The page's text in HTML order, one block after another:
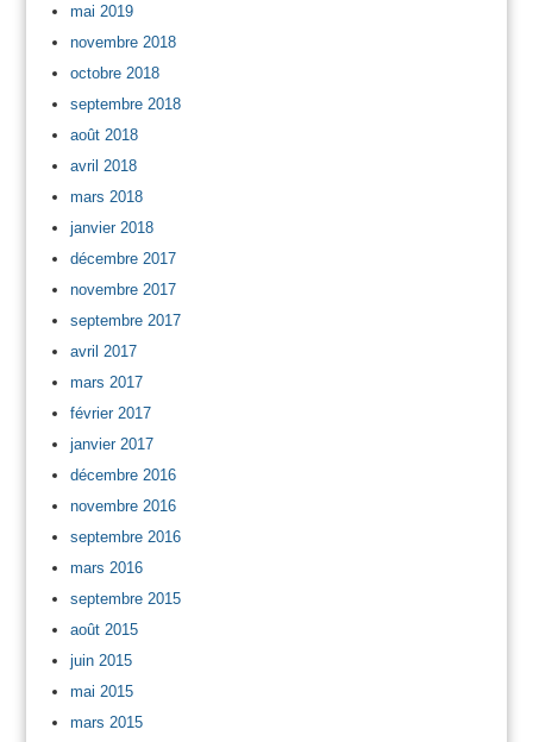
mai 2019
novembre 2018
octobre 2018
septembre 2018
août 2018
avril 2018
mars 2018
janvier 2018
décembre 2017
novembre 2017
septembre 2017
avril 2017
mars 2017
février 2017
janvier 2017
décembre 2016
novembre 2016
septembre 2016
mars 2016
septembre 2015
août 2015
juin 2015
mai 2015
mars 2015